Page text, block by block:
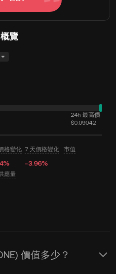
覽
24h 最高價
$0.09042
格變化 7 天價格變化
-3.96%
市值
應量
價值多少？